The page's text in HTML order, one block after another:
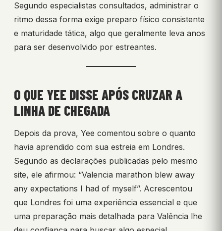
Segundo especialistas consultados, administrar o
ritmo dessa forma exige preparo físico consistente
e maturidade tática, algo que geralmente leva anos
para ser desenvolvido por estreantes.
O QUE YEE DISSE APÓS CRUZAR A
LINHA DE CHEGADA
Depois da prova, Yee comentou sobre o quanto
havia aprendido com sua estreia em Londres.
Segundo as declarações publicadas pelo mesmo
site, ele afirmou: “Valencia marathon blew away
any expectations I had of myself”. Acrescentou
que Londres foi uma experiência essencial e que
uma preparação mais detalhada para Valência lhe